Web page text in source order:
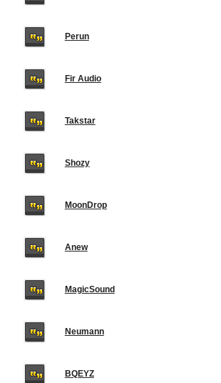
Perun
Fir Audio
Takstar
Shozy
MoonDrop
Anew
MagicSound
Neumann
BQEYZ